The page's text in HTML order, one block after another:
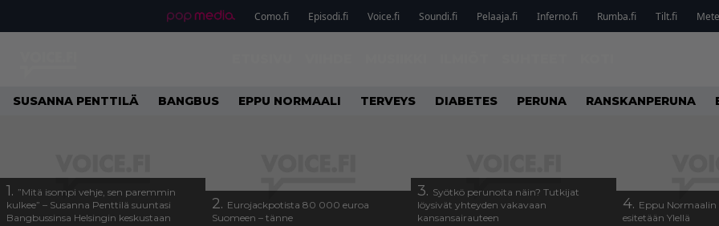
Como.fi Episodi.fi Voice.fi Soundi.fi Pelaaja.fi Inferno.fi Rumba.fi Tilt.fi
SUSANNA PENTTILÄ BANGBUS EPPU NORMAALI TERVEYS DIABETES PERUNA RANSKANPERUNA
1. ”Mitä isompi vehje, sen paremmin
kulkee” – Susanna Penttilä suuntasi
Bangbussinsa Helsingin keskustaan
2. Eurojackpotista 80 000 euroa
Suomeen – tänne
3. Syötkö perunoita näin? Tutkijat
löysivät yhteyden vakavaan
kansansairauteen
4. Eppu
esitetään Ylellä